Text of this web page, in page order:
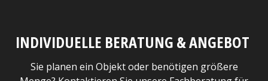
INDIVIDUELLE BERATUNG & ANGEBOT
Sie planen ein Objekt oder benötigen größere